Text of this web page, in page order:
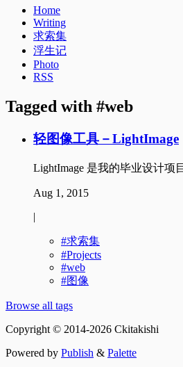
Home
Writing
求索集
浮生记
Photo
RSS
Tagged with web
轻图像工具－LightImage
LightImage 是我的毕业设计
Aug 1, 2015
|
求索集
Projects
web
图像
Browse all tags
Copyright © 2014-2026 Ckitakishi
Powered by Publish & Palette